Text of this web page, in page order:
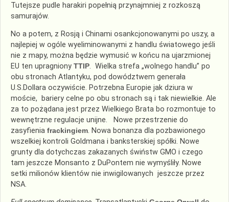
Tutejsze pudle harakiri popełnią przynajmniej z rozkoszą
samurajów.
No a potem, z Rosją i Chinami osankcjonowanymi po uszy, a
najlepiej w ogóle wyeliminowanymi z handlu światowego jeśli
nie z mapy, można będzie wymusić w końcu na ujarzmionej
EU ten upragniony TTIP. Wielka strefa „wolnego handlu” po
obu stronach Atlantyku, pod dowództwem generała
U.S.Dollara oczywiście. Potrzebna Europie jak dziura w
moście, bariery celne po obu stronach są i tak niewielkie. Ale
za to pożądana jest przez Wielkiego Brata bo rozmontuje to
wewnętrzne regulacje unijne. Nowe przestrzenie do
zasyfienia frackingiem. Nowa bonanza dla pozbawionego
wszelkiej kontroli Goldmana i banksterskiej spółki. Nowe
grunty dla dotychczas zakazanych świństw GMO i czego
tam jeszcze Monsanto z DuPontem nie wymyśliły. Nowe
setki milionów klientów nie inwigilowanych jeszcze przez
NSA.